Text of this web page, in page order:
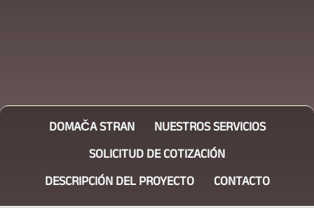
DOMAČA STRAN
NUESTROS SERVICIOS
SOLICITUD DE COTIZACIÓN
DESCRIPCIÓN DEL PROYECTO
CONTACTO